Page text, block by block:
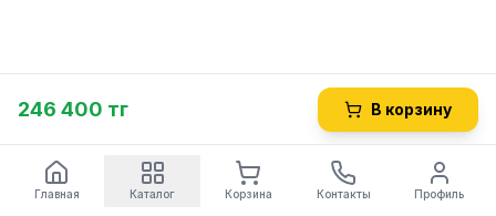
246 400 тг В корзину
Главная Каталог Корзина Контакты Профиль